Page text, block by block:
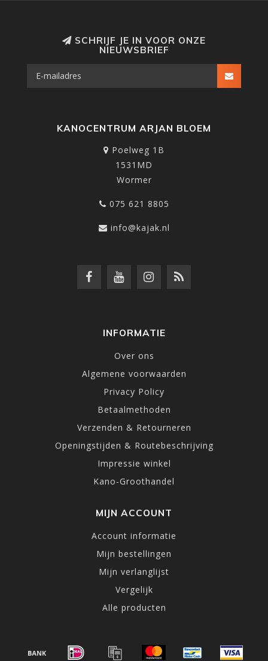
SCHRIJF JE IN VOOR ONZE
NIEUWSBRIEF
KANOCENTRUM ARJAN BLOEM
Poelweg 1B
1531MD
Wormer
075 621 8805
info@kajak.nl
INFORMATIE
Over ons
Algemene voorwaarden
Privacy Policy
Betaalmethoden
Verzenden & Retourneren
Openingstijden & Routebeschrijving
Impressie winkel
Kano-Groothandel
MIJN ACCOUNT
Account informatie
Mijn bestellingen
Mijn verlanglijst
Vergelijk
Alle producten